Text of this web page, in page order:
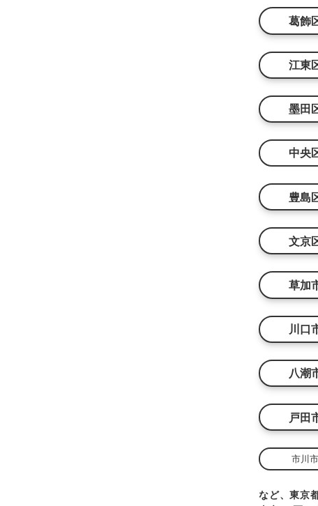
葛飾
江東
墨田
中央
豊島
文京
草加
川口
八潮
戸田
市川市
など、東京